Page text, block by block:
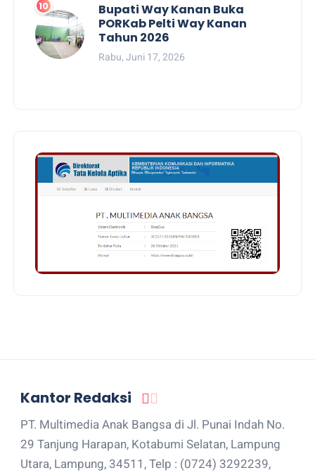
Bupati Way Kanan Buka
PORKab Pelti Way Kanan
Tahun 2026
Rabu, Juni 17, 2026
Kantor Redaksi
PT. Multimedia Anak Bangsa di Jl. Punai Indah No.
29 Tanjung Harapan, Kotabumi Selatan, Lampung
Utara, Lampung, 34511, Telp : (0724) 3292239,